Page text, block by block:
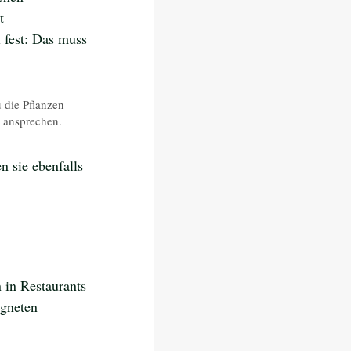
Das muss
Pflanzen
sie ebenfalls
Restaurants